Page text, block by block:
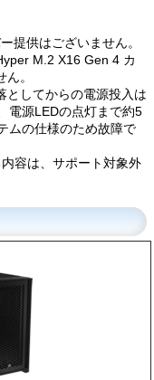
提供はございません。
M.2 X16 Gen 4 カ
。
としてからの電源投入は
電源LEDの点灯まで約5
ムの仕様のため故障で
容は、サポート対象外